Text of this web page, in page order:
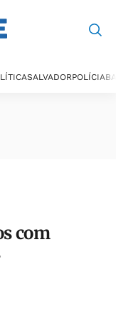
SALVADORPOLÍCIA
com